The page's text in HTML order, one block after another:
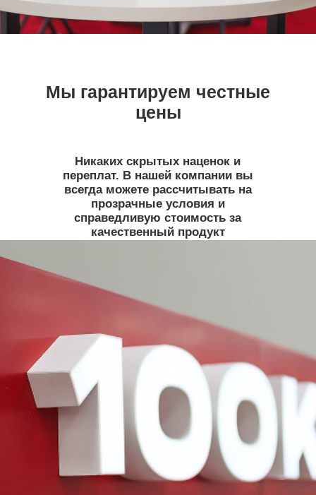
ПОЛУЧИТЬ СКИДКУ
Зарегистрируйтесь на сайте и получите 500 бонусных рублей,
которыми можно рассчитаться на маркетплейсе. Не более 30%